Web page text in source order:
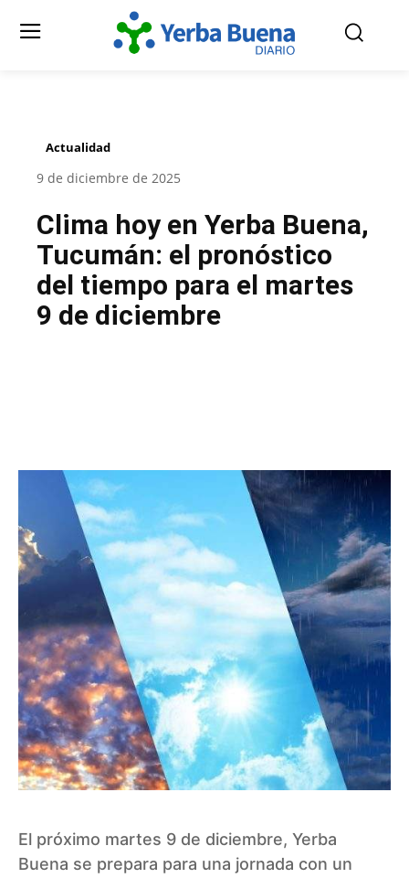
Actualidad
9 de diciembre de 2025
Clima hoy en Yerba Buena,
Tucumán: el pronóstico
del tiempo para el martes
9 de diciembre
El próximo martes 9 de diciembre, Yerba
Buena se prepara para una jornada con un